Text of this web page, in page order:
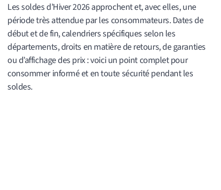
Les soldes d’Hiver 2026 approchent et, avec elles, une
période très attendue par les consommateurs. Dates de
début et de fin, calendriers spécifiques selon les
départements, droits en matière de retours, de garanties
ou d’affichage des prix : voici un point complet pour
consommer informé et en toute sécurité pendant les
soldes.